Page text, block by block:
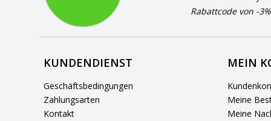
Rabattcode von -
KUNDENDIENST
Geschäftsbedingungen
Zahlungsarten
Kontakt
MEIN
Meine
Meine